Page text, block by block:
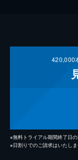
420,000
※無料トライアル期間終了日
※日割りでのご請求はいたしま